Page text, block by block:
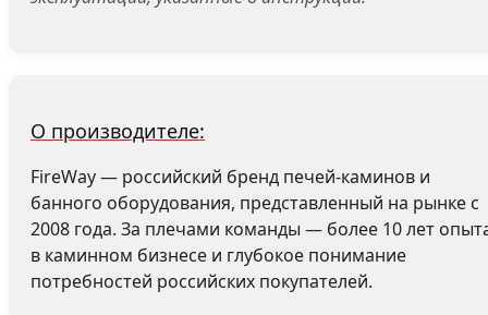
О производителе:
FireWay — российский бренд печей-каминов и
банного оборудования, представленный на рынке с
2008 года. За плечами команды — более 10 лет
в каминном бизнесе и глубокое понимание
потребностей российских покупателей.